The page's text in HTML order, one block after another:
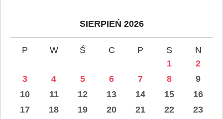
SIERPIEŃ 2026
P W Ś C P S
N
1
2
3
4 5 6 7 8
9
10
11 12 13 14 15
16
17
18 19 20 21 22
23